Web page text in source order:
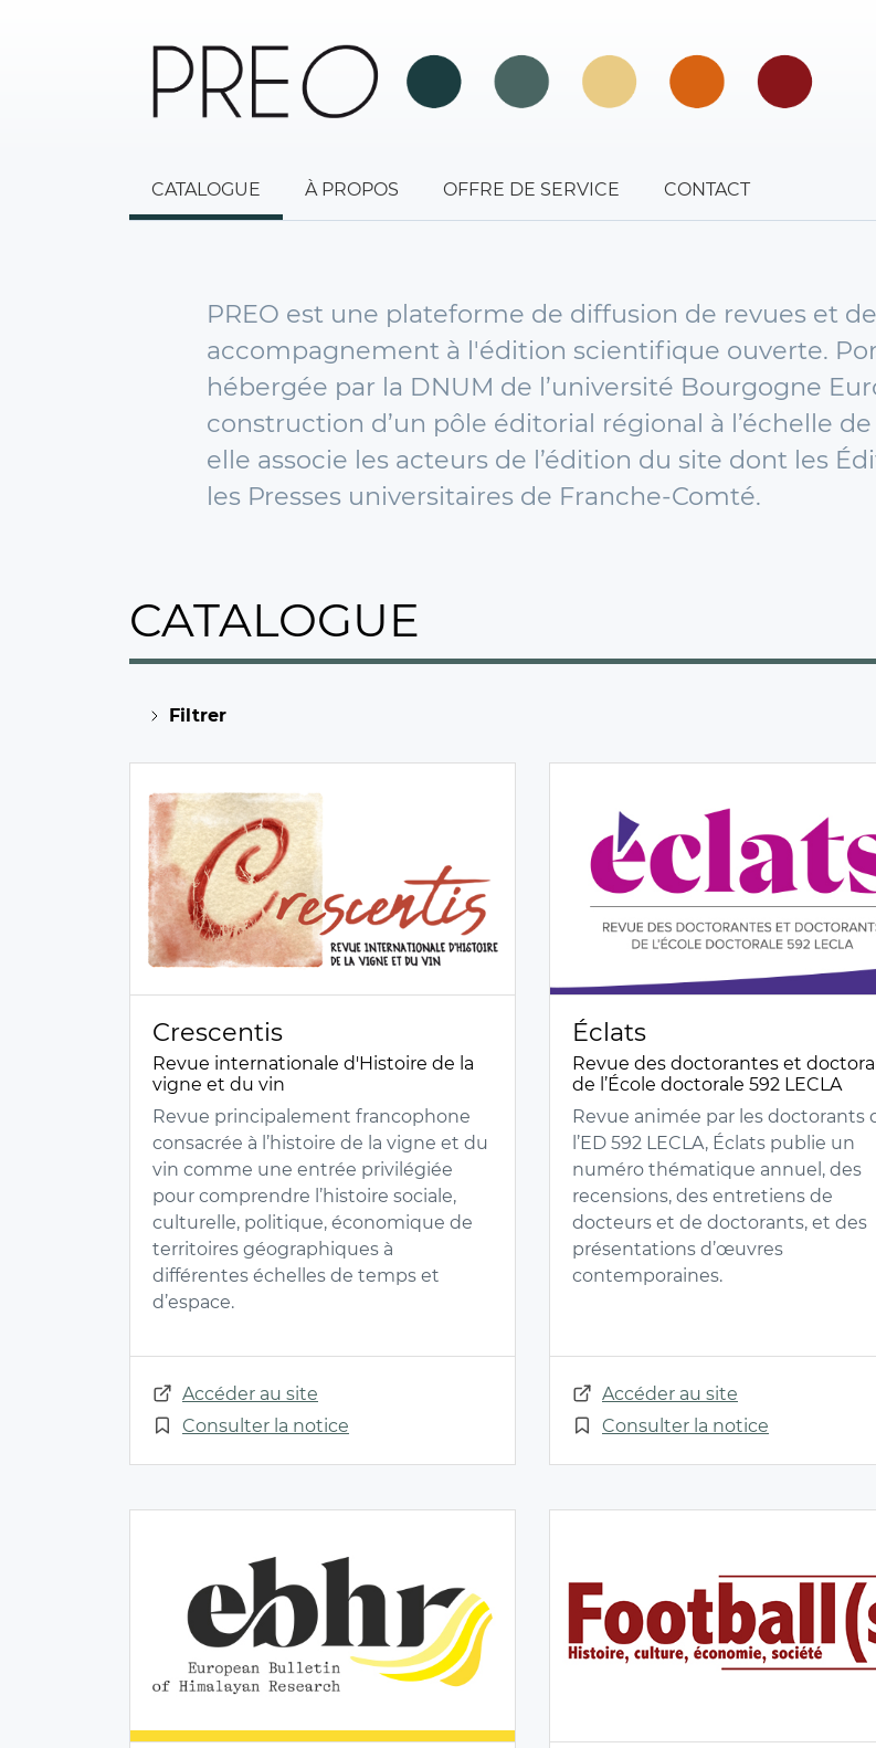
CATALOGUE À PROPOS OFFRE DE SERVICE CONTACT
PREO est une plateforme de diffusion de revues et
accompagnement à l'édition scientifique ouverte.
hébergée par la DNUM de l’université Bourgogne
construction d’un pôle éditorial régional à l’échelle
elle associe les acteurs de l’édition du site dont les
les Presses universitaires de Franche-Comté.
CATALOGUE
Filtrer
Crescentis
Revue internationale d'Histoire de la
vigne et du vin
Revue principalement francophone
consacrée à l’histoire de la vigne et du
vin comme une entrée privilégiée
pour comprendre l’histoire sociale,
culturelle, politique, économique de
territoires géographiques à
différentes échelles de temps et
d’espace.
Accéder au site
Consulter la notice
Éclats
Revue des doctorantes et
de l’École doctorale 592 LECLA
Revue animée par les doctorants
l’ED 592 LECLA, Éclats publie un
numéro thématique annuel, des
recensions, des entretiens de
docteurs et de doctorants, et des
présentations d’œuvres
contemporaines.
Accéder au site
Consulter la notice